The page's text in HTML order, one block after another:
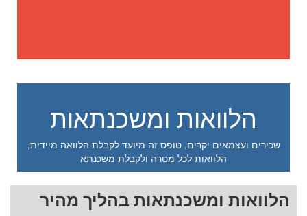
הלוואות ומשכנתאות
שכירים ועצמאים יקרים, טופס זה מיועד לקבלת הלוואה מיידית,
הלוואות לכל מטרה ולקבלת משכנתא
הלוואות ומשכנתאות בהליך מהיר